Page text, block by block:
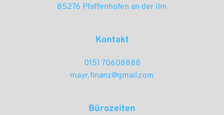
85276 Pfaffenhofen an der Ilm
Kontakt
0151 70608888
mayr.finanz@gmail.com
Bürozeiten